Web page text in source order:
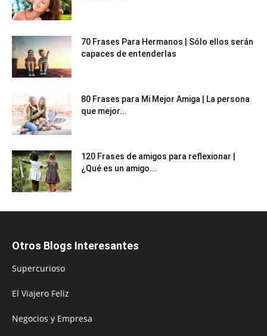
70 Frases Para Hermanos | Sólo ellos serán
capaces de entenderlas
80 Frases para Mi Mejor Amiga | La persona
que mejor...
120 Frases de amigos para reflexionar |
¿Qué es un amigo...
Otros Blogs Interesantes
Supercurioso
El Viajero Feliz
Negocios y Empresa